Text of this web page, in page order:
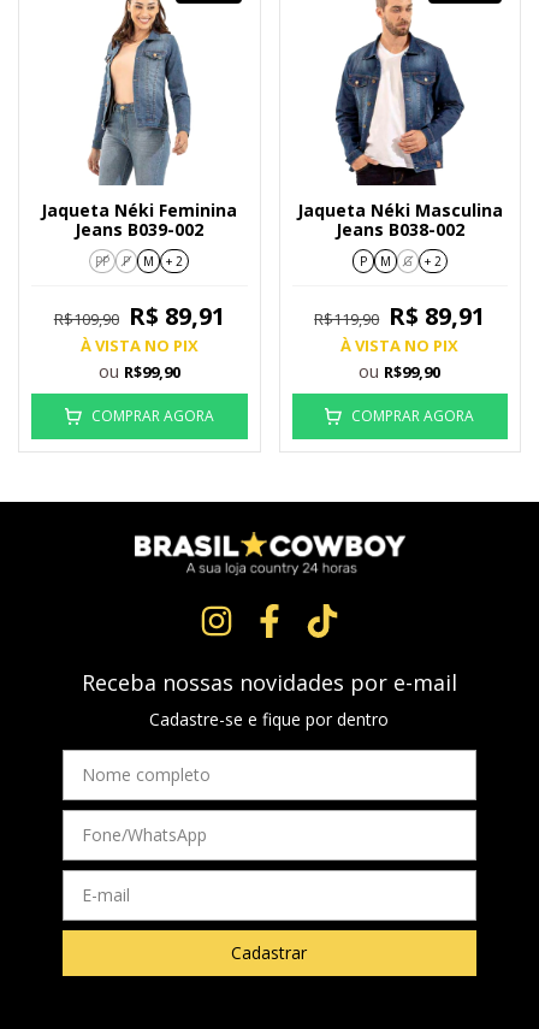
Jaqueta Néki Feminina
Jeans B039-002
PP P M + 2
R$109,90 R$ 89,91
À VISTA NO PIX
ou R$99,90
COMPRAR AGORA
Jaqueta Néki Masculina
Jeans B038-002
P M G + 2
R$119,90 R$ 89,91
À VISTA NO PIX
ou R$99,90
COMPRAR AGORA
Receba nossas novidades por e-mail
Cadastre-se e fique por dentro